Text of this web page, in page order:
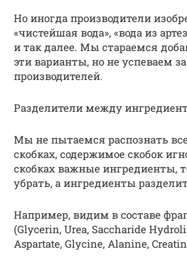
Но иногда производители
«чистейшая вода», «вода из
и так далее. Мы стараемся
эти варианты, но не успеваем
производителей.
Разделители между
Мы не пытаемся распознать
скобках, содержимое скобок
скобках важные ингредиенты,
убрать, а ингредиенты
Например, видим в составе
(Glycerin, Urea, Saccharide
Aspartate, Glycine, Alanine,